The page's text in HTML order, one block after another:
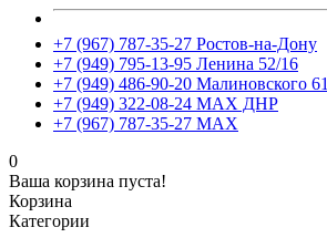
+7 (967) 787-35-27 Ростов-на-Дону
+7 (949) 795-13-95 Ленина 52/16
+7 (949) 486-90-20 Малиновского 61
+7 (949) 322-08-24 MAX ДНР
+7 (967) 787-35-27 MAX
0
Ваша корзина пуста!
Корзина
Категории